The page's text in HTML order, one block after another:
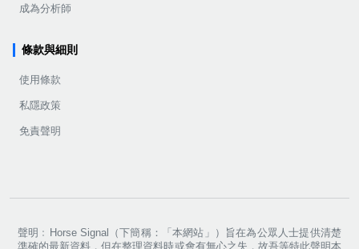
成為分析師
條款與細則
使用條款
私隱政策
免責聲明
聲明﹕Horse Signal（下簡稱：「本網站」）旨在為公眾人士提供清楚
準確的最新資料，但在整理資料時或會有無心之失，故吾等特此聲明本